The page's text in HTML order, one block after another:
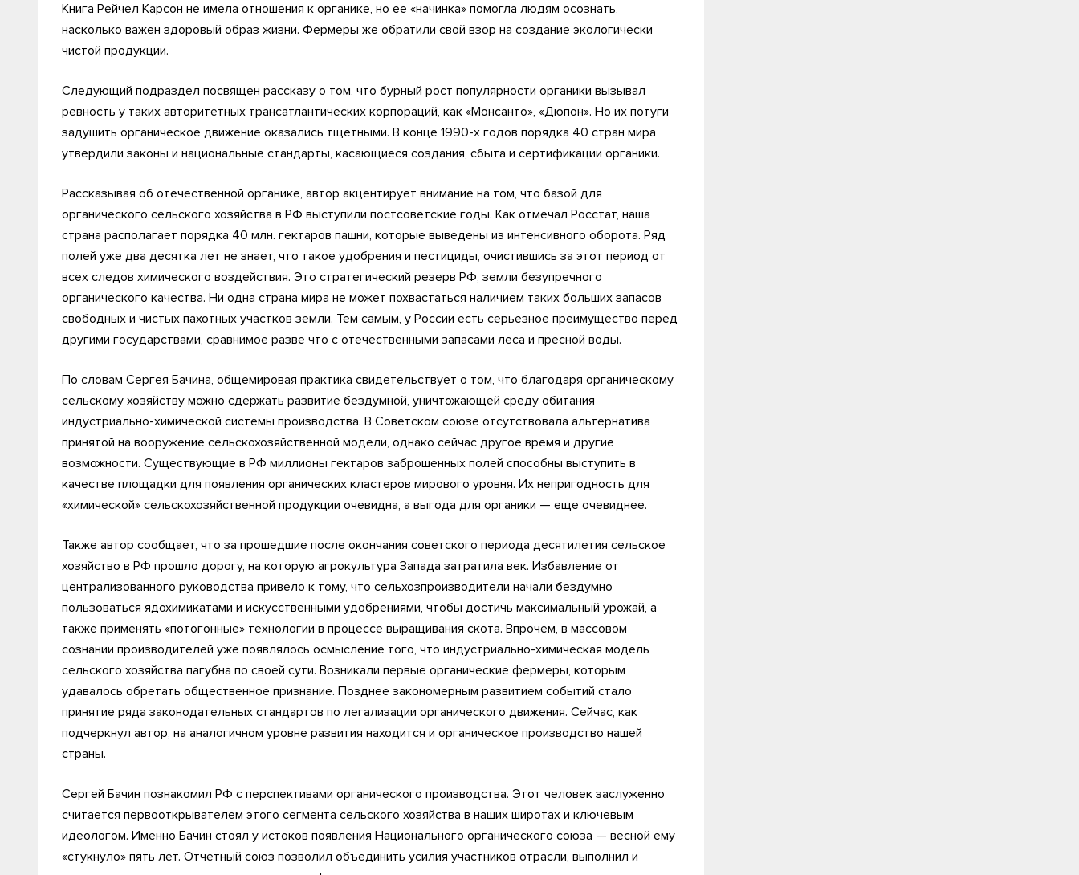
Книга Рейчел Карсон не имела отношения к органике, но ее «начинка» помогла людям осознать,
насколько важен здоровый образ жизни. Фермеры же обратили свой взор на создание экологически
чистой продукции.
Следующий подраздел посвящен рассказу о том, что бурный рост популярности органики вызывал
ревность у таких авторитетных трансатлантических корпораций, как «Монсанто», «Дюпон». Но их потуги
задушить органическое движение оказались тщетными. В конце 1990-х годов порядка 40 стран мира
утвердили законы и национальные стандарты, касающиеся создания, сбыта и сертификации органики.
Рассказывая об отечественной органике, автор акцентирует внимание на том, что базой для
органического сельского хозяйства в РФ выступили постсоветские годы. Как отмечал Росстат, наша
страна располагает порядка 40 млн. гектаров пашни, которые выведены из интенсивного оборота. Ряд
полей уже два десятка лет не знает, что такое удобрения и пестициды, очистившись за этот период от
всех следов химического воздействия. Это стратегический резерв РФ, земли безупречного
органического качества. Ни одна страна мира не может похвастаться наличием таких больших запасов
свободных и чистых пахотных участков земли. Тем самым, у России есть серьезное преимущество перед
другими государствами, сравнимое разве что с отечественными запасами леса и пресной воды.
По словам Сергея Бачина, общемировая практика свидетельствует о том, что благодаря органическому
сельскому хозяйству можно сдержать развитие бездумной, уничтожающей среду обитания
индустриально-химической системы производства. В Советском союзе отсутствовала альтернатива
принятой на вооружение сельскохозяйственной модели, однако сейчас другое время и другие
возможности. Существующие в РФ миллионы гектаров заброшенных полей способны выступить в
качестве площадки для появления органических кластеров мирового уровня. Их непригодность для
«химической» сельскохозяйственной продукции очевидна, а выгода для органики — еще очевиднее.
Также автор сообщает, что за прошедшие после окончания советского периода десятилетия сельское
хозяйство в РФ прошло дорогу, на которую агрокультура Запада затратила век. Избавление от
централизованного руководства привело к тому, что сельхозпроизводители начали бездумно
пользоваться ядохимикатами и искусственными удобрениями, чтобы достичь максимальный урожай, а
также применять «потогонные» технологии в процессе выращивания скота. Впрочем, в массовом
сознании производителей уже появлялось осмысление того, что индустриально-химическая модель
сельского хозяйства пагубна по своей сути. Возникали первые органические фермеры, которым
удавалось обретать общественное признание. Позднее закономерным развитием событий стало
принятие ряда законодательных стандартов по легализации органического движения. Сейчас, как
подчеркнул автор, на аналогичном уровне развития находится и органическое производство нашей
страны.
Сергей Бачин познакомил РФ с перспективами органического производства. Этот человек заслуженно
считается первооткрывателем этого сегмента сельского хозяйства в наших широтах и ключевым
идеологом. Именно Бачин стоял у истоков появления Национального органического союза — весной ему
«стукнуло» пять лет. Отчетный союз позволил объединить усилия участников отрасли, выполнил и